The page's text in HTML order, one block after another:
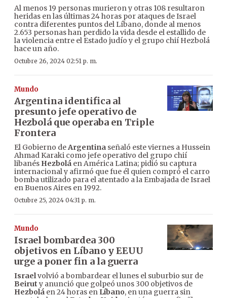
Al menos 19 personas murieron y otras 108 resultaron
heridas en las últimas 24 horas por ataques de Israel
contra diferentes puntos del Líbano, donde al menos
2.653 personas han perdido la vida desde el estallido de
la violencia entre el Estado judío y el grupo chií Hezbolá
hace un año.
Octubre 26, 2024 02:51 p. m.
Mundo
Argentina identifica al
presunto jefe operativo de
Hezbolá que operaba en Triple
Frontera
El Gobierno deArgentina señaló este viernes a Hussein
Ahmad Karaki como jefe operativo del grupo chií
libanés Hezbolá en América Latina; pidió su captura
internacional y afirmó que fue él quien compró el carro
bomba utilizado para el atentado a la Embajada de Israel
en Buenos Aires en 1992.
Octubre 25, 2024 04:31 p. m.
Mundo
Israel bombardea 300
objetivos en Líbano y EEUU
urge a poner fin a la guerra
Israelvolvió a bombardear el lunes el suburbio sur de
Beirut y anunció que golpeó unos 300 objetivos de
Hezbolá en 24 horas en Líbano, en una guerra sin